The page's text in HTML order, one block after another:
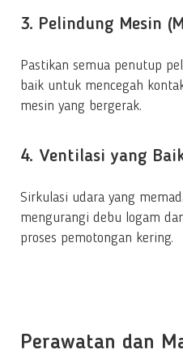
3. Pelindung Mesin
Pastikan semua penutup
baik untuk mencegah
mesin yang bergerak.
4. Ventilasi yang
Sirkulasi udara yang
mengurangi debu logam
proses pemotongan kering.
Perawatan dan